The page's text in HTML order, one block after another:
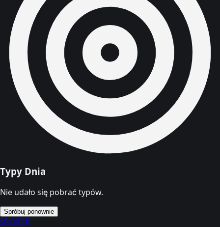
Typy Dnia
Nie udało się pobrać typów.
Spróbuj ponownie
SPORT1